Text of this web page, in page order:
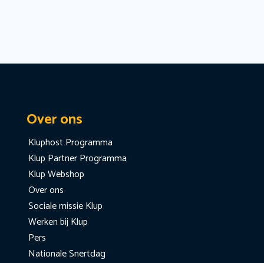
Over ons
Kluphost Programma
Klup Partner Programma
Klup Webshop
Over ons
Sociale missie Klup
Werken bij Klup
Pers
Nationale Snertdag